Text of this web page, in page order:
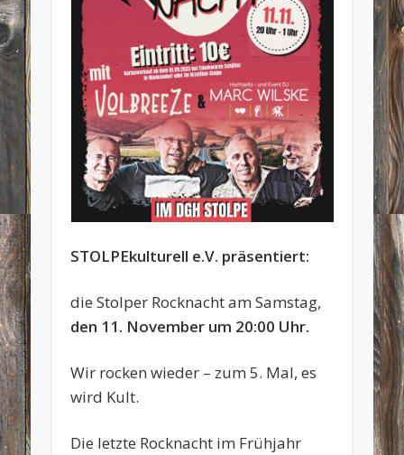
STOLPEkulturell e.V. präsentiert:
die Stolper Rocknacht am Samstag,
den 11. November um 20:00 Uhr.
Wir rocken wieder – zum 5. Mal, es
wird Kult.
Die letzte Rocknacht im Frühjahr